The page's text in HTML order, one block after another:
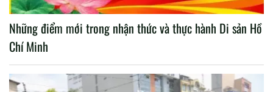
Những điểm mới trong nhận thức và thực hành Di sản Hồ
Chí Minh